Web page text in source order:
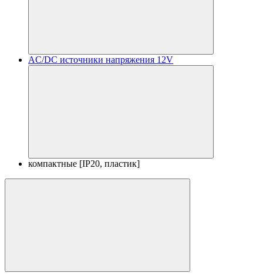
AC/DC источники напряжения 12V
компактные [IP20, пластик]